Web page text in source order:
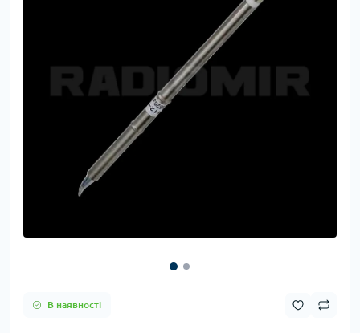
В наявності